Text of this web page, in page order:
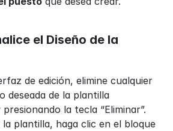
el Diseño de la
de edición, elimine cualquier
deseada de la plantilla
la tecla “Eliminar”.
la plantilla, haga clic en el bloque